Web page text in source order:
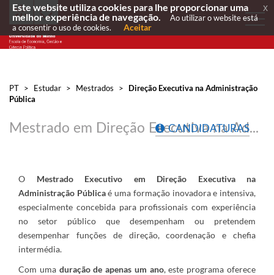
PT > Estudar > Mestrados >
Direção Executiva na Administração
Pública
Mestrado em Direção Executiva na Administração Pública
CANDIDATURAS
O Mestrado Executivo em Direção Executiva na
Administração Públicaé uma formação inovadora e intensiva,
especialmente concebida para profissionais com experiência
no setor público que desempenham ou pretendem
desempenhar funções de direção, coordenação e chefia
intermédia.
Com uma duração de apenas um ano, este programa oferece
Este website utiliza cookies para lhe proporcionar uma
melhor experiência de navegação.
Ao utilizar o website está
a consentir o uso de cookies.
Aceitar
x